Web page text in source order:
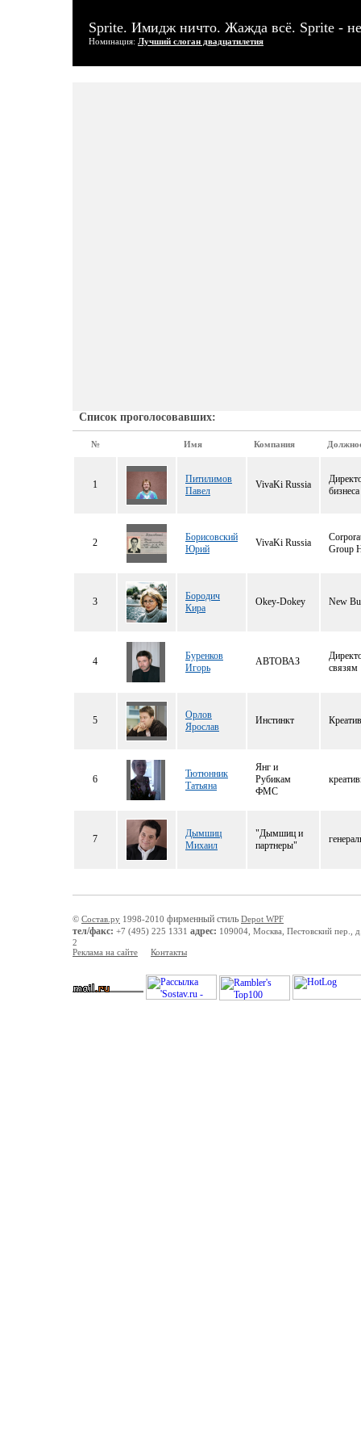
Sprite. Имидж ничто. Жажда всё. Sprite - не
Номинация: Лучший слоган двадцатилетия
Список проголосовавших:
№ Имя Компания
1
Питилимов
Павел
VivaKi Russia
2
Борисовский
Юрий
VivaKi Russia
Group
3
Бородич
Кира
Okey-Dokey New
4
Буренков
Игорь
АВТОВАЗ
связям
5
Орлов
Ярослав
Инстинкт
6
Тютюнник
Татьяна
Янг и
Рубикам
ФМС
7
Дымшиц
Михаил
"Дымшиц и
партнеры"
© Состав.ру 1998-2010 фирменный стиль Depot WPF
тел/факс: +7 (495) 225 1331 адрес: 109004, Москва, Пестовский пер.,
2
Реклама на сайте
Контакты